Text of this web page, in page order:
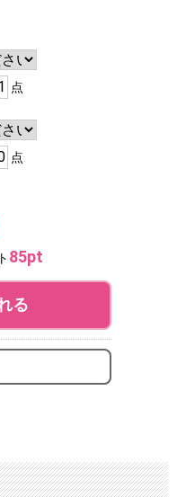
点
点
85pt
る